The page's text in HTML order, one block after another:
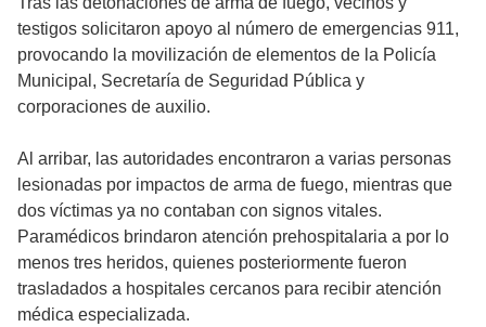
testigos solicitaron apoyo al número de emergencias 911,
provocando la movilización de elementos de la Policía
Municipal, Secretaría de Seguridad Pública y
corporaciones de auxilio.
Al arribar, las autoridades encontraron a varias personas
lesionadas por impactos de arma de fuego, mientras que
dos víctimas ya no contaban con signos vitales.
Paramédicos brindaron atención prehospitalaria a por lo
menos tres heridos, quienes posteriormente fueron
trasladados a hospitales cercanos para recibir atención
médica especializada.